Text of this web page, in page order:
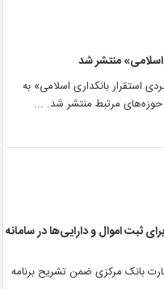
منتشر شد
استقرار بانکداری اسلامی» به‌
مرتبط منتشر شد. ...
ثبت اموال و دارایی‌ها در سامانه
بانک مرکزی ضمن تشریح برنامه